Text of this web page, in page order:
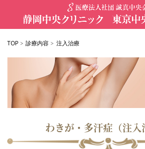
TOP >診療内容 > 注入治療
わきが・多汗症（注入